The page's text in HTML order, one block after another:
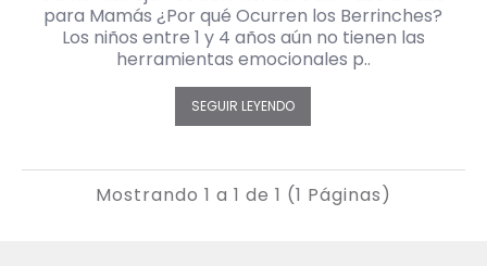
para Mamás ¿Por qué Ocurren los Berrinches?
Los niños entre 1 y 4 años aún no tienen las
herramientas emocionales p..
SEGUIR LEYENDO
Mostrando 1 a 1 de 1 (1 Páginas)